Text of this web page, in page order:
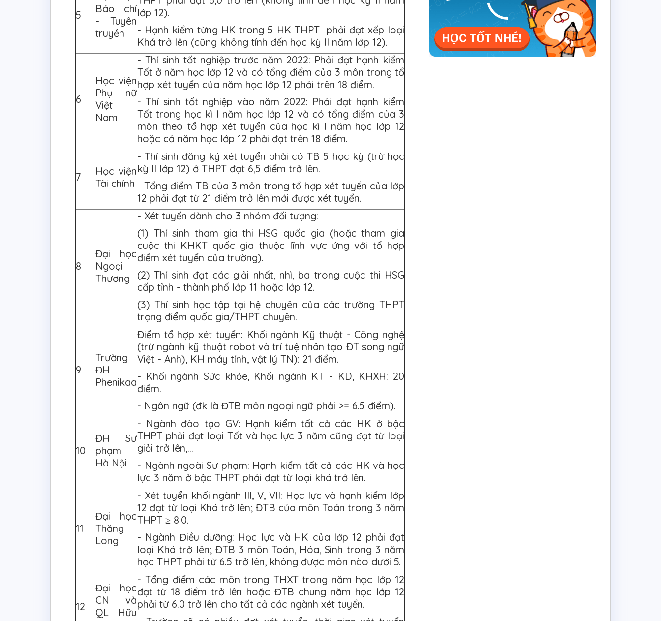
5
Báo chí
- Tuyên
truyền
lớp 12).
- Hạnh kiểm từng HK trong 5 HK THPT phải đạt xếp loại
Khá trở lên (cũng không tính đến học kỳ II năm lớp 12).
6
Học viện
Phụ nữ
Việt
Nam
- Thí sinh tốt nghiệp trước năm 2022: Phải đạt hạnh kiểm
Tốt ở năm học lớp 12 và có tổng điểm của 3 môn trong tổ
hợp xét tuyển của năm học lớp 12 phải trên 18 điểm.
- Thí sinh tốt nghiệp vào năm 2022: Phải đạt hạnh kiểm
Tốt trong học kì I năm học lớp 12 và có tổng điểm của 3
môn theo tổ hợp xét tuyển của học kì I năm học lớp 12
hoặc cả năm học lớp 12 phải đạt trên 18 điểm.
7
Học viện
Tài chính
- Thí sinh đăng ký xét tuyển phải có TB 5 học kỳ (trừ học
kỳ II lớp 12) ở THPT đạt 6,5 điểm trở lên.
- Tổng điểm TB của 3 môn trong tổ hợp xét tuyển của lớp
12 phải đạt từ 21 điểm trở lên mới được xét tuyển.
8
Đại học
Ngoại
Thương
- Xét tuyển dành cho 3 nhóm đối tượng:
(1) Thí sinh tham gia thi HSG quốc gia (hoặc tham gia
cuộc thi KHKT quốc gia thuộc lĩnh vực ứng với tổ hợp
điểm xét tuyển của trường).
(2) Thí sinh đạt các giải nhất, nhì, ba trong cuộc thi HSG
cấp tỉnh - thành phố lớp 11 hoặc lớp 12.
(3) Thí sinh học tập tại hệ chuyên của các trường THPT
trọng điểm quốc gia/THPT chuyên.
9
Trường
ĐH
Phenikaa
Điểm tổ hợp xét tuyển: Khối ngành Kỹ thuật - Công nghệ
(trừ ngành kỹ thuật robot và trí tuệ nhân tạo ĐT song ngữ
Việt - Anh), KH máy tính, vật lý TN): 21 điểm.
- Khối ngành Sức khỏe, Khối ngành KT - KD, KHXH: 20
điểm.
- Ngôn ngữ (đk là ĐTB môn ngoại ngữ phải >= 6.5 điểm).
10
ĐH Sư
phạm
Hà Nội
- Ngành đào tạo GV: Hạnh kiểm tất cả các HK ở bậc
THPT phải đạt loại Tốt và học lực 3 năm cũng đạt từ loại
giỏi trở lên,...
- Ngành ngoài Sư phạm: Hạnh kiểm tất cả các HK và học
lực 3 năm ở bậc THPT phải đạt từ loại khá trở lên.
11
Đại học
Thăng
Long
- Xét tuyển khối ngành III, V, VII: Học lực và hạnh kiểm lớp
12 đạt từ loại Khá trở lên; ĐTB của môn Toán trong 3 năm
THPT ≥ 8.0.
- Ngành Điều dưỡng: Học lực và HK của lớp 12 phải đạt
loại Khá trở lên; ĐTB 3 môn Toán, Hóa, Sinh trong 3 năm
học THPT phải từ 6.5 trở lên, không được môn nào dưới 5.
12
Đại học
CN và
QL Hữu
- Tổng điểm các môn trong THXT trong năm học lớp 12
đạt từ 18 điểm trở lên hoặc ĐTB chung năm học lớp 12
phải từ 6.0 trở lên cho tất cả các ngành xét tuyển.